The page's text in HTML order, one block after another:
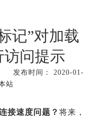
记”对加载
问提示
布时间： 2020-01-
站
接速度问题？将来，